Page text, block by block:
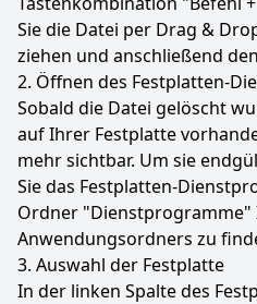
Sie die Datei per Drag &
ziehen und anschließend
2. Öffnen des Festplatten-
Sobald die Datei gelöscht
auf Ihrer Festplatte
mehr sichtbar. Um sie
Sie das Festplatten-
Ordner "Dienstprogramme"
Anwendungsordners zu
3. Auswahl der Festplatte
In der linken Spalte des